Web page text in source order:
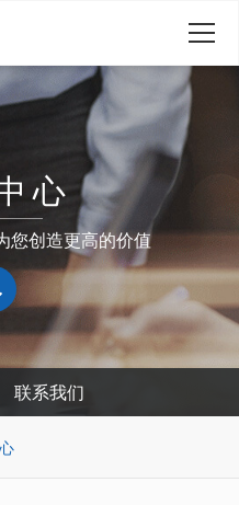
心
您创造更高的价值
联系我们